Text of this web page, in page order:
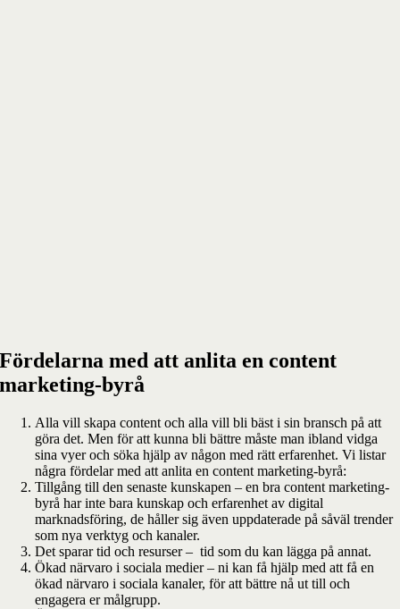
Fördelarna med att anlita en content
marketing-byrå
Alla vill skapa content och alla vill bli bäst i sin bransch på att
göra det. Men för att kunna bli bättre måste man ibland vidga
sina vyer och söka hjälp av någon med rätt erfarenhet. Vi listar
några fördelar med att anlita en content marketing-byrå:
Tillgång till den senaste kunskapen – en bra content marketing-
byrå har inte bara kunskap och erfarenhet av digital
marknadsföring, de håller sig även uppdaterade på såväl trender
som nya verktyg och kanaler.
Det sparar tid och resurser – tid som du kan lägga på annat.
Ökad närvaro i sociala medier – ni kan få hjälp med att få en
ökad närvaro i sociala kanaler, för att bättre nå ut till och
engagera er målgrupp.